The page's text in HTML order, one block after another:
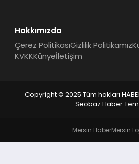
Hakkımızda
Çerez PolitikasıGizlilik Politikamız
KVKKKünyeİletişim
Copyright © 2025 Tüm hakları
Seobaz Haber
Mersin HaberMersin